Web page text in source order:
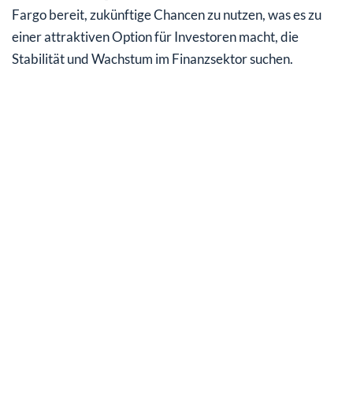
Fargo bereit, zukünftige Chancen zu nutzen, was es zu
einer attraktiven Option für Investoren macht, die
Stabilität und Wachstum im Finanzsektor suchen.